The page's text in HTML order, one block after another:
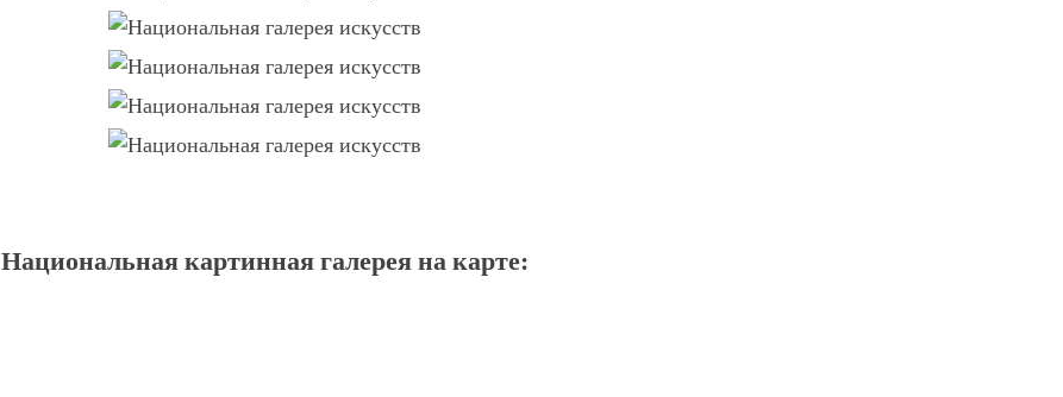
Национальная картинная галерея на карте: